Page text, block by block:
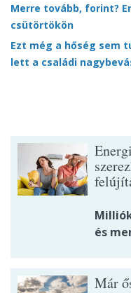
Merre tovább, forint?
csütörtökön
Ezt még a hőség sem
lett a családi
és
Már